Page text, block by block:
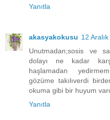
Yanıtla
akasyakokusu 12
Unutmadan;sosis ve
dolayı ne kadar
haşlamadan
gözüme takılıverdi
okuma gibi bir huyum
Yanıtla